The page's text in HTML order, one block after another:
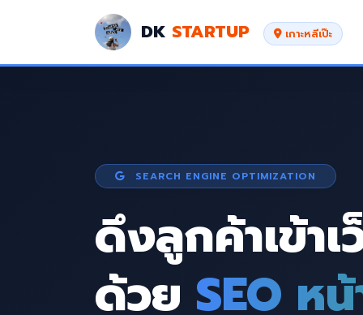
DK STARTUP เกาะหลีเป๊ะ
SEARCH ENGINE OPTIMIZATION
ดึงลูกค้าเข้า
ด้วย SEO ห